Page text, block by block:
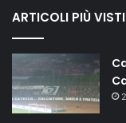
ARTICOLI PIÙ VISTI